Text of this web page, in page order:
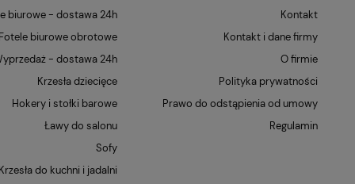
biurowe - dostawa 24h
Fotele biurowe obrotowe
- dostawa 24h
Krzesła dziecięce
Hokery i stołki barowe
Ławy do salonu
Sofy
Krzesła do kuchni i jadalni
Kontakt
Kontakt i dane firmy
O firmie
Polityka prywatności
Prawo do odstąpienia od umowy
Regulamin